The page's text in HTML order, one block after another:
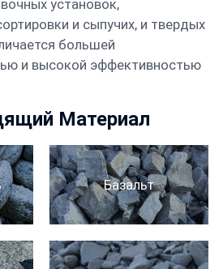
установок,
и сыпучих, и твердых
большей
и высокой эффективностью
Материал
Базальт